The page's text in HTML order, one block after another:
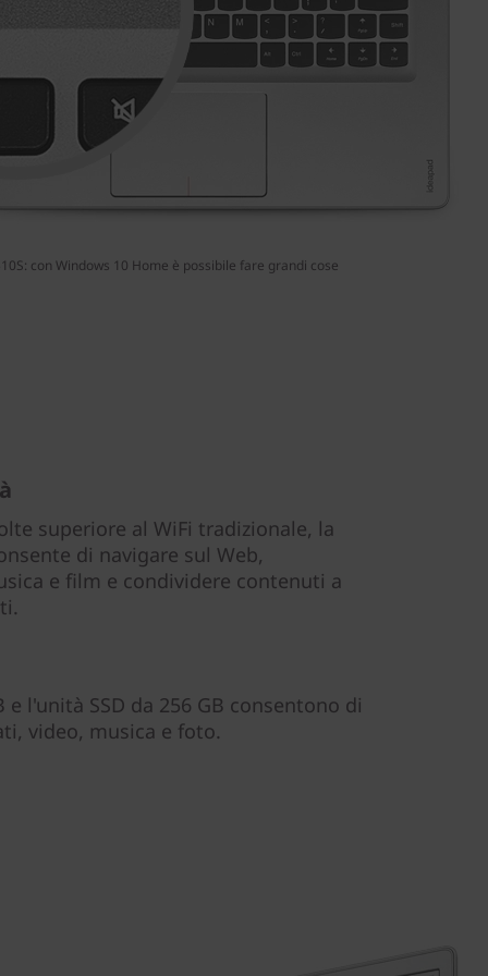
con Windows 10 Home è possibile fare grandi cose
superiore al WiFi tradizionale, la
di navigare sul Web,
e film e condividere contenuti a
l'unità SSD da 256 GB consentono di
video, musica e foto.